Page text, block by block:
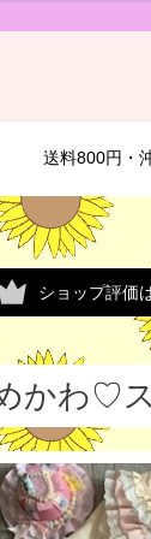
送料800円・
ショップ評価
かわ♡